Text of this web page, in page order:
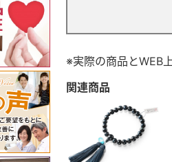
※実際の商品とWEB
関連商品